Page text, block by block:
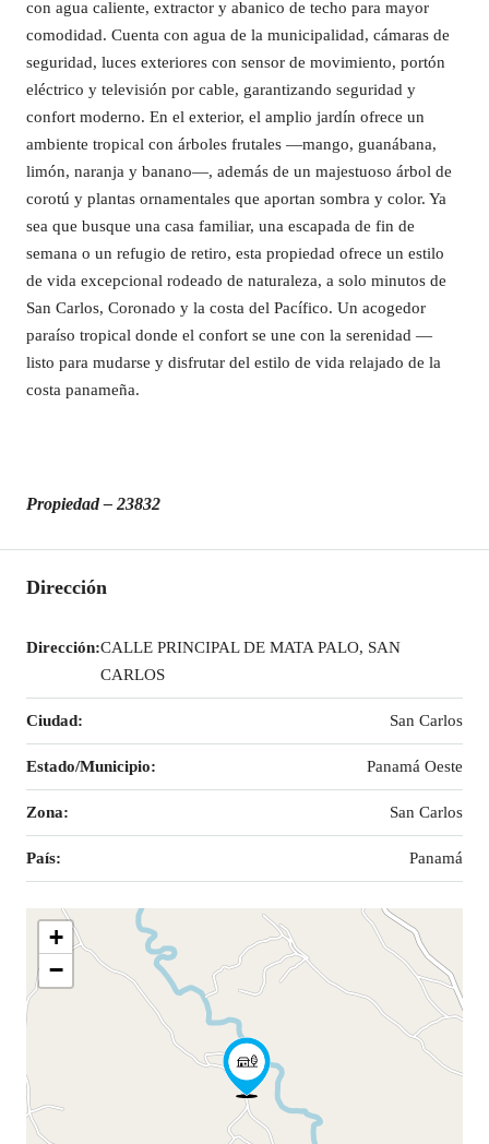
con agua caliente, extractor y abanico de techo para mayor
comodidad. Cuenta con agua de la municipalidad, cámaras de
seguridad, luces exteriores con sensor de movimiento, portón
eléctrico y televisión por cable, garantizando seguridad y
confort moderno. En el exterior, el amplio jardín ofrece un
ambiente tropical con árboles frutales —mango, guanábana,
limón, naranja y banano—, además de un majestuoso árbol de
corotú y plantas ornamentales que aportan sombra y color. Ya
sea que busque una casa familiar, una escapada de fin de
semana o un refugio de retiro, esta propiedad ofrece un estilo
de vida excepcional rodeado de naturaleza, a solo minutos de
San Carlos, Coronado y la costa del Pacífico. Un acogedor
paraíso tropical donde el confort se une con la serenidad —
listo para mudarse y disfrutar del estilo de vida relajado de la
costa panameña.
Propiedad – 23832
Dirección
Dirección:CALLE PRINCIPAL DE MATA PALO, SAN
CARLOS
Ciudad: San Carlos
Estado/Municipio: Panamá Oeste
Zona: San Carlos
País: Panamá
+
−